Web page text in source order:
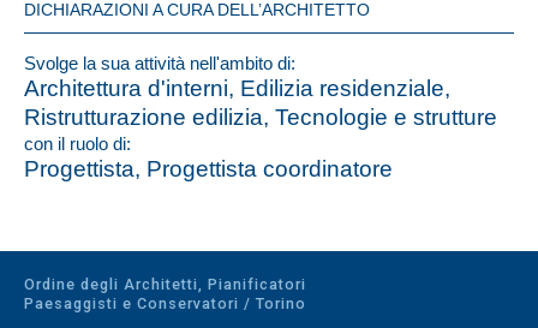
DICHIARAZIONI A CURA DELL’ARCHITETTO
Svolge la sua attività nell'ambito di:
Architettura d'interni, Edilizia residenziale,
Ristrutturazione edilizia, Tecnologie e strutture
con il ruolo di:
Progettista, Progettista coordinatore
Ordine degli Architetti, Pianificatori
Paesaggisti e Conservatori / Torino